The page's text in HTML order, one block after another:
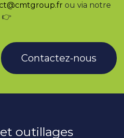
ou via notre
👉
Contactez-nous
outillages